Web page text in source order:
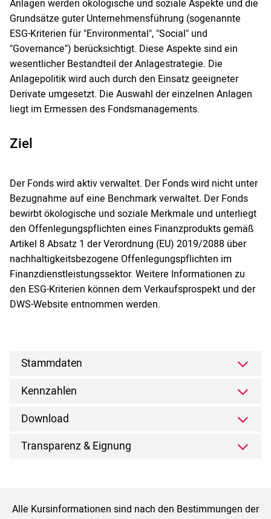
Anlagen werden ökologische und soziale Aspekte und die
Grundsätze guter Unternehmensführung (sogenannte
ESG-Kriterien für "Environmental", "Social" und
"Governance") berücksichtigt. Diese Aspekte sind ein
wesentlicher Bestandteil der Anlagestrategie. Die
Anlagepolitik wird auch durch den Einsatz geeigneter
Derivate umgesetzt. Die Auswahl der einzelnen Anlagen
liegt im Ermessen des Fondsmanagements.
Ziel
Der Fonds wird aktiv verwaltet. Der Fonds wird nicht unter
Bezugnahme auf eine Benchmark verwaltet. Der Fonds
bewirbt ökologische und soziale Merkmale und unterliegt
den Offenlegungspflichten eines Finanzprodukts gemäß
Artikel 8 Absatz 1 der Verordnung (EU) 2019/2088 über
nachhaltigkeitsbezogene Offenlegungspflichten im
Finanzdienstleistungssektor. Weitere Informationen zu
den ESG-Kriterien können dem Verkaufsprospekt und der
DWS-Website entnommen werden.
Stammdaten
Kennzahlen
Download
Transparenz & Eignung
Alle Kursinformationen sind nach den Bestimmungen der